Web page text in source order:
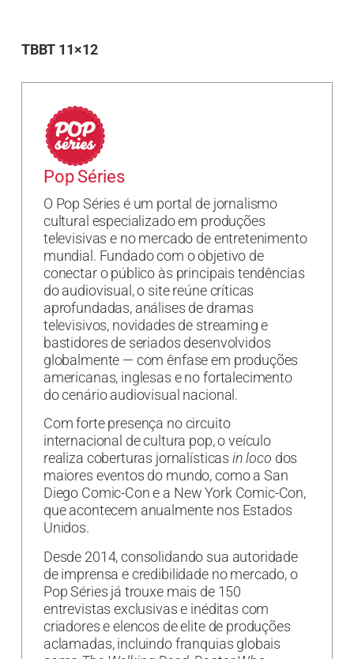
TBBT 11×12
Pop Séries
O Pop Séries é um portal de jornalismo
cultural especializado em produções
televisivas e no mercado de entretenimento
mundial. Fundado com o objetivo de
conectar o público às principais tendências
do audiovisual, o site reúne críticas
aprofundadas, análises de dramas
televisivos, novidades de streaming e
bastidores de seriados desenvolvidos
globalmente — com ênfase em produções
americanas, inglesas e no fortalecimento
do cenário audiovisual nacional.
Com forte presença no circuito
internacional de cultura pop, o veículo
realiza coberturas jornalísticas in loco dos
maiores eventos do mundo, como a San
Diego Comic-Con e a New York Comic-Con,
que acontecem anualmente nos Estados
Unidos.
Desde 2014, consolidando sua autoridade
de imprensa e credibilidade no mercado, o
Pop Séries já trouxe mais de 150
entrevistas exclusivas e inéditas com
criadores e elencos de elite de produções
aclamadas, incluindo franquias globais